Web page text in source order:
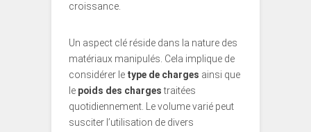
croissance.
Un aspect clé réside dans la nature des
matériaux manipulés. Cela implique de
considérer le type de charges ainsi que
le poids des chargestraitées
quotidiennement. Le volume varié peut
susciter l’utilisation de divers